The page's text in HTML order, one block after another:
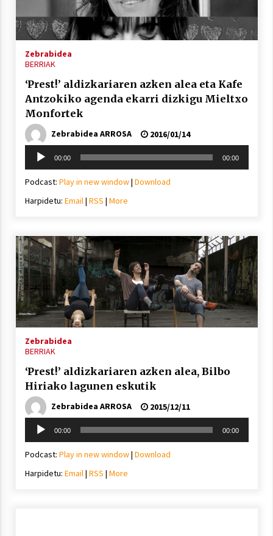
inguruko tailerraren audioa
2021/11/25
Mahai-ingurua: irratia, podcastak
2021/11/12
2021/11/11
Arrosa sareko IX. topaketak!
2021/10/13
2021/10/04
Segura irratian Arrosaren 20 urteez
2021/07/22
Zebrabidea
BERRIAK
‘Prest!’ aldizkariaren azken alea eta Kafe
Antzokiko agenda ekarri dizkigu Mieltxo
Monfortek
Zebrabidea ARROSA
2016/01/14
Soinu
erreproduzigailua
00:00 00:00
Podcast: Play in new window| Download
Harpidetu: Email| RSS | More
Zebrabidea
BERRIAK
‘Prest!’ aldizkariaren azken alea, Bilbo
Hiriako lagunen eskutik
Zebrabidea ARROSA
2015/12/11
Soinu
erreproduzigailua
00:00 00:00
Podcast: Play in new window| Download
Harpidetu: Email| RSS | More